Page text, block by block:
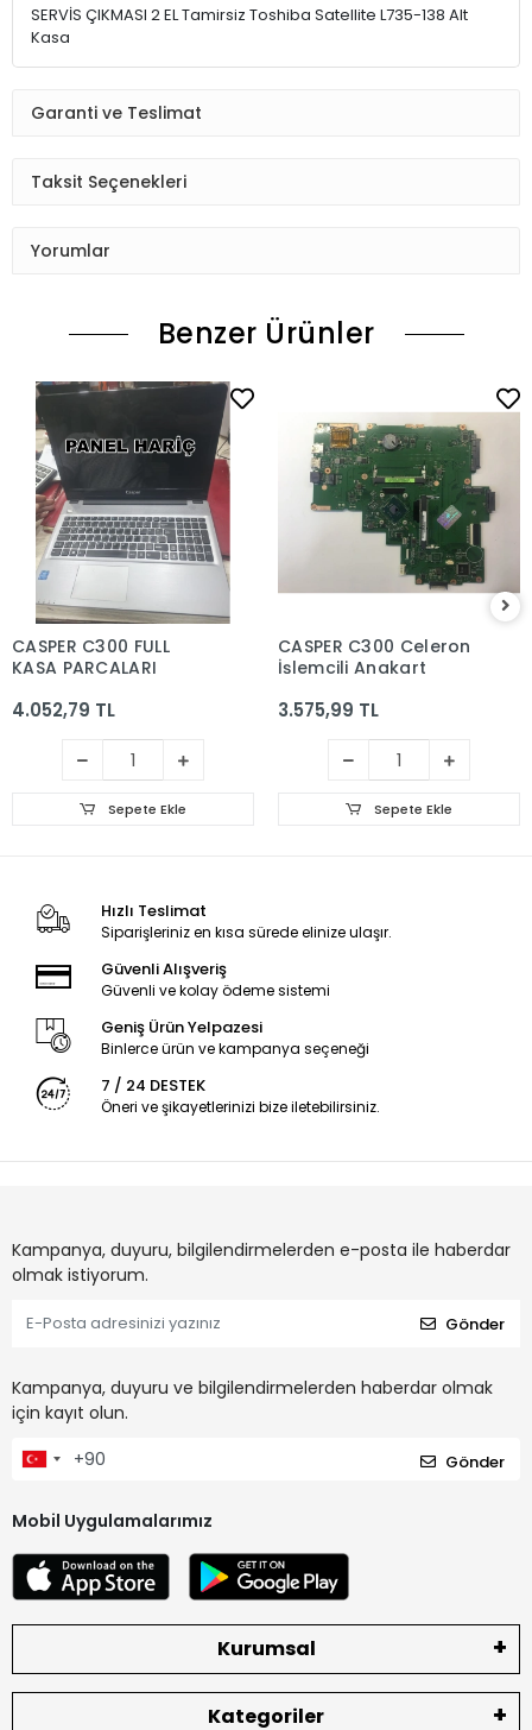
SERVİS ÇIKMASI 2 EL Tamirsiz Toshiba Satellite L735-138 Alt
Kasa
Garanti ve Teslimat
Taksit Seçenekleri
Yorumlar
Benzer Ürünler
CASPER C300 FULL
KASA PARCALARI
4.052,79 TL
Sepete Ekle
CASPER C300 Celeron
İşlemcili Anakart
3.575,99 TL
Sepete Ekle
Hızlı Teslimat
Siparişleriniz en kısa sürede elinize ulaşır.
Güvenli Alışveriş
Güvenli ve kolay ödeme sistemi
Geniş Ürün Yelpazesi
Binlerce ürün ve kampanya seçeneği
7 / 24 DESTEK
Öneri ve şikayetlerinizi bize iletebilirsiniz.
Kampanya, duyuru, bilgilendirmelerden e-posta ile haberdar
olmak istiyorum.
Gönder
Kampanya, duyuru ve bilgilendirmelerden haberdar olmak
için kayıt olun.
Gönder
Mobil Uygulamalarımız
Kurumsal
Kategoriler